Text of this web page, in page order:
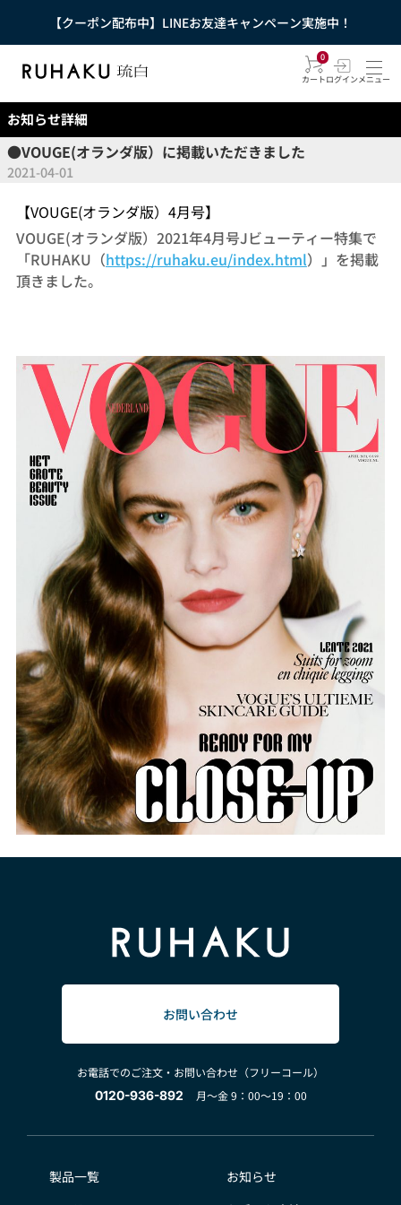
【クーポン配布中】LINEお友達キャンペーン実施中！
0
カートログインメニュー
お知らせ詳細
●VOUGE(オランダ版）に掲載いただきました
2021-04-01
【VOUGE(オランダ版）4月号】
VOUGE(オランダ版）2021年4月号Jビューティー特集で
「RUHAKU（https://ruhaku.eu/index.html）」を掲載
頂きました。
お問い合わせ
お電話でのご注文・お問い合わせ（フリーコール）
0120-936-892
月～金 9：00～19：00
製品一覧
お知らせ